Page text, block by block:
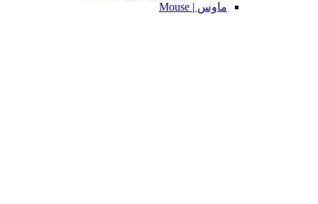
ماوس | Mouse